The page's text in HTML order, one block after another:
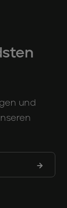
und
Formular